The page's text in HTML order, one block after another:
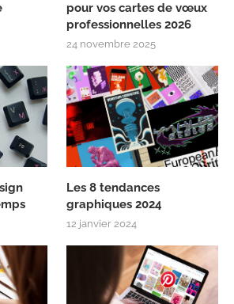
pour vos cartes de vœux
professionnelles 2026
24 novembre 2025
Les 8 tendances
graphiques 2024
12 janvier 2024